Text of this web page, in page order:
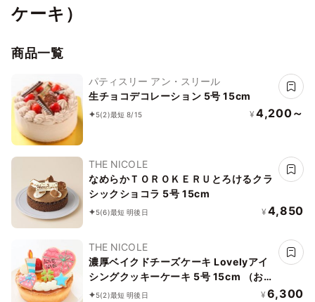
ケーキ）
商品一覧
パティスリー アン・スリール
生チョコデコレーション 5号 15cm
5(2)最短 8/15 ¥ 4,200～
THE NICOLE
なめらかＴＯＲＯＫＥＲＵとろけるクラ
シックショコラ 5号 15cm
5(6)最短 明後日 ¥ 4,850
THE NICOLE
濃厚ベイクドチーズケーキ Lovelyアイ
シングクッキーケーキ 5号 15cm （お得
なアイシングセットです） ＊アイシン
5(2)最短 明後日 ¥ 6,300